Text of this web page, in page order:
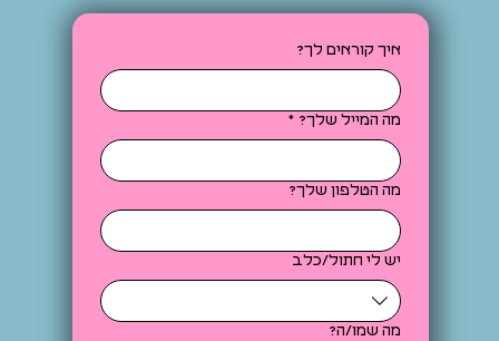
איך קוראים לך?
מה המייל שלך? *
מה הטלפון שלך?
יש לי חתול/כלב
מה שמו/ה?